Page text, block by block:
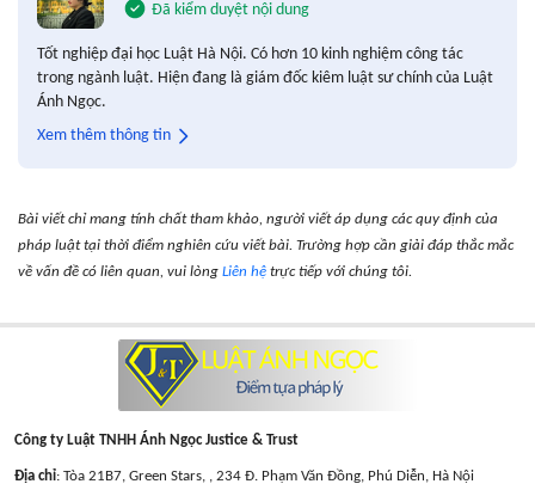
Đã kiểm duyệt nội dung
Tốt nghiệp đại học Luật Hà Nội. Có hơn 10 kinh nghiệm công tác
trong ngành luật. Hiện đang là giám đốc kiêm luật sư chính của Luật
Ánh Ngọc.
Xem thêm thông tin
Bài viết chỉ mang tính chất tham khảo, người viết áp dụng các quy định của
pháp luật tại thời điểm nghiên cứu viết bài. Trường hợp cần giải đáp thắc mắc
về vấn đề có liên quan, vui lòng Liên hệ trực tiếp với chúng tôi.
Công ty Luật TNHH Ánh Ngọc Justice & Trust
Địa chỉ: Tòa 21B7, Green Stars, , 234 Đ. Phạm Văn Đồng, Phú Diễn, Hà Nội